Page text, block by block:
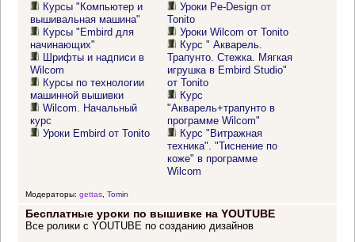
Курсы "Компьютер и
вышивальная машина"
Курсы "Embird для
начинающих"
Шрифты и надписи в
Wilcom
Курсы по технологии
машинной вышивки
Wilcom. Начальный
курс
Уроки Embird от Tonito
Уроки Pe-Design от
Tonito
Уроки Wilcom от Tonito
Курс " Акварель.
Трапунто. Стежка. Мягкая
игрушка в Embird Studio"
от Tonito
Курс
"Акварель+трапунто в
программе Wilcom"
Курс "Витражная
техника". "Тиснение по
коже" в программе
Wilcom
Модераторы: gettas, Tomin
Бесплатные уроки по вышивке на YOUTUBE
Все ролики с YOUTUBE по созданию дизайнов